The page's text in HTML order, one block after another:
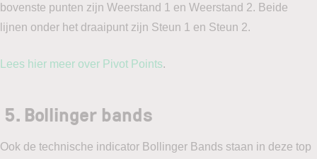
bovenste punten zijn Weerstand 1 en Weerstand 2. Beide
lijnen onder het draaipunt zijn Steun 1 en Steun 2.
Lees hier meer over Pivot Points.
5. Bollinger bands
Ook de technische indicator Bollinger Bands staan in deze top